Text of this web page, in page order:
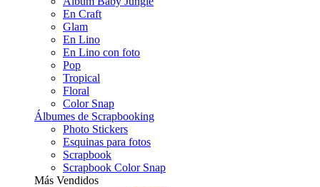
En Craft
Glam
En Lino
En Lino con foto
Pop
Tropical
Floral
Color Snap
Álbumes de Scrapbooking
Photo Stickers
Esquinas para fotos
Scrapbook
Scrapbook Color Snap
Más Vendidos